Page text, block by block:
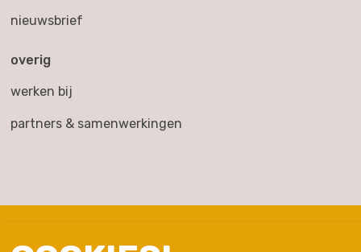
nieuwsbrief
overig
werken bij
partners & samenwerkingen